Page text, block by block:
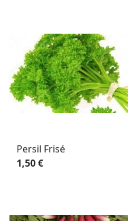
Persil Frisé
1,50 €